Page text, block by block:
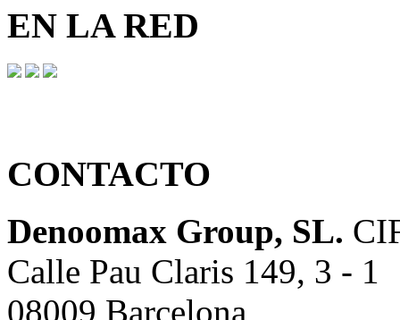
EN LA RED
CONTACTO
Denoomax Group, SL.
Calle Pau Claris 149, 3 - 1
08009 Barcelona